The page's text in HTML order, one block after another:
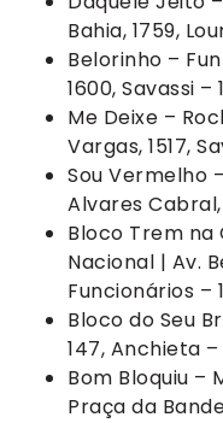
Bahia, 1759,
Belorinho –
1600, Savassi –
Me Deixe –
Vargas, 1517,
Sou Vermelho
Alvares Cabral,
Bloco Trem na
Nacional | Av.
Funcionários –
Bloco do Seu
147, Anchieta –
Bom Bloquiu –
Praça da